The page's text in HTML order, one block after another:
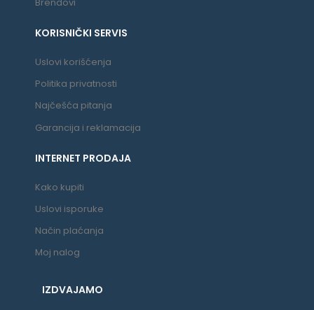
KORISNIČKI SERVIS
Uslovi korišćenja
Politika privatnosti
Najčešća pitanja
Garancija i reklamacija
INTERNET PRODAJA
Kako kupiti
Uslovi isporuke
Način plaćanja
Moj nalog
IZDVAJAMO